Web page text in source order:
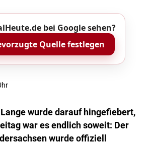
bei Google sehen?
Quelle festlegen
wurde darauf hingefiebert,
war es endlich soweit: Der
wurde offiziell